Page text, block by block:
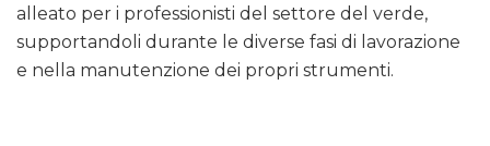
alleato per i professionisti del settore del verde,
supportandoli durante le diverse fasi di lavorazione
e nella manutenzione dei propri strumenti.